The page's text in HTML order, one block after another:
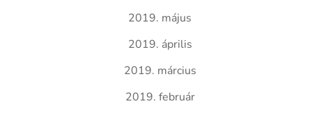
2019. május
2019. április
2019. március
2019. február